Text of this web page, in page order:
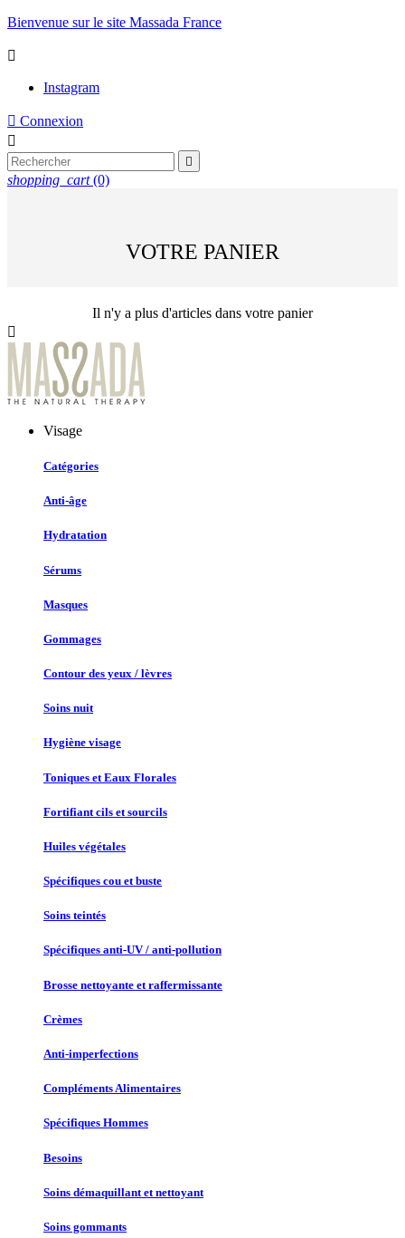
Bienvenue sur le site Massada France

Instagram
 Connexion


shopping_cart (0)
VOTRE PANIER
Il n'y a plus d'articles dans votre panier

Visage
Catégories
Anti-âge
Hydratation
Sérums
Masques
Gommages
Contour des yeux / lèvres
Soins nuit
Hygiène visage
Toniques et Eaux Florales
Fortifiant cils et sourcils
Huiles végétales
Spécifiques cou et buste
Soins teintés
Spécifiques anti-UV / anti-pollution
Brosse nettoyante et raffermissante
Crèmes
Anti-imperfections
Compléments Alimentaires
Spécifiques Hommes
Besoins
Soins démaquillant et nettoyant
Soins gommants